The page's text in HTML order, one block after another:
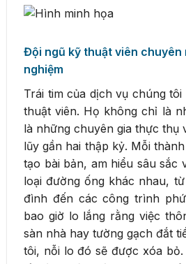
Đội ngũ kỹ thuật viên chuyên
nghiệm
Trái tim của dịch vụ chúng
thuật viên. Họ không chỉ là
là những chuyên gia thực thụ
lũy gần hai thập kỷ. Mỗi
tạo bài bản, am hiểu sâu sắc
loại đường ống khác nhau,
đình đến các công trình
bao giờ lo lắng rằng việc
sàn nhà hay tường gạch đắt
tôi, nỗi lo đó sẽ được xóa